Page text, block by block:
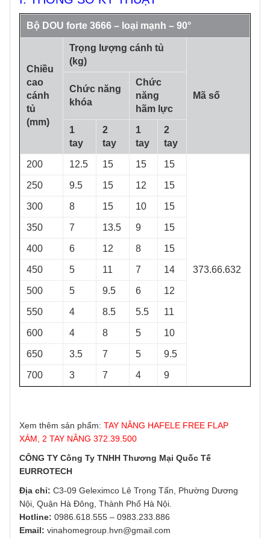
Bộ DOU forte 3666 – loại mạnh – 90°
Chiều
cao
cánh
tủ
(mm)
Trọng lượng cánh tủ
(kg)
Mã số
Chức năng
khóa
Chức
năng
hãm lực
1
tay
2
tay
1
tay
2
tay
200 12.5 15 15 15
373.66.632
250 9.5 15 12 15
300 8 15 10 15
350 7 13.5 9 15
400 6 12 8 15
450 5 11 7 14
500 5 9.5 6 12
550 4 8.5 5.5 11
600 4 8 5 10
650 3.5 7 5 9.5
700 3 7 4 9
Xem thêm sản phẩm: TAY NÂNG HAFELE FREE FLAP
XÁM, 2 TAY NÂNG 372.39.500
CÔNG TY Công Ty TNHH Thương Mại Quốc Tế
EURROTECH
Địa chỉ: C3-09 Geleximco Lê Trọng Tấn, Phường Dương
Nội, Quận Hà Đông, Thành Phố Hà Nội.
Hotline: 0986.618.555 – 0983.233.886
Email: vinahomegroup.hvn@gmail.com